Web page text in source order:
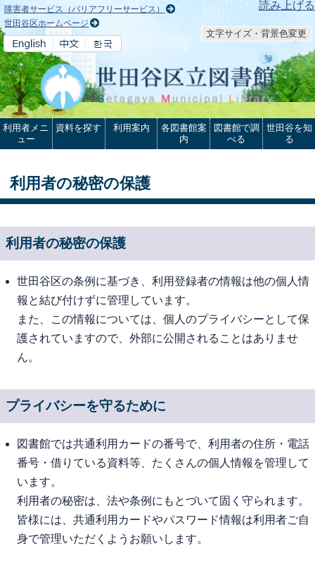
本文へ 読み上げる
障害者サービス（バリアフリーサービス）
世田谷区ホームページ
文字サイズ・背景色変更
利用者メニ
ュー
資料を探す 利用案内
各図書館案
内
図書館で調
べる
世田谷を知
る
利用者の秘密の保護
利用者の秘密の保護
世田谷区の条例に基づき、利用登録者の情報は他の個人情
報と結び付けずに管理しています。
また、この情報については、個人のプライバシーとして保
護されていますので、外部に公開されることはありませ
ん。
プライバシーを守るために
図書館では共通利用カードの番号で、利用者の住所・電話
番号・借りている資料等、たくさんの個人情報を管理して
います。
利用者の秘密は、法や条例にもとづいて固く守られます。
皆様には、共通利用カードやパスワード情報は利用者ご自
身で管理いただくようお願いします。